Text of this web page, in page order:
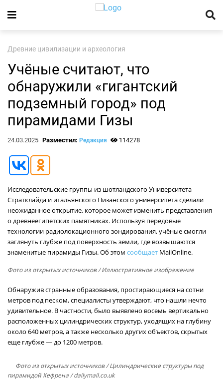
Древние цивилизации и археология
Учёные считают, что
обнаружили «гигантский
подземный город» под
пирамидами Гизы
24.03.2025 Разместил: Редакция 114278
Исследовательские группы из шотландского Университета
Стратклайда и итальянского Пизанского университета сделали
неожиданное открытие, которое может изменить представления
о древнеегипетских памятниках. Используя передовые
технологии радиолокационного зондирования, учёные смогли
заглянуть глубже под поверхность земли, где возвышаются
знаменитые пирамиды Гизы. Об этом сообщает MailOnline.
Фото из открытых источников/ Иллюстративное изображение
Обнаружив странные образования, простирающиеся на сотни
метров под песком, специалисты утверждают, что нашли нечто
удивительное. В частности, было выявлено восемь вертикально
расположенных цилиндрических структур, уходящих на глубину
около 640 метров, а также несколько других объектов, скрытых
еще глубже — до 1200 метров.
Фото из открытых источников/ Цилиндрические структуры под
пирамидой Хефрена / dailymail.co.uk